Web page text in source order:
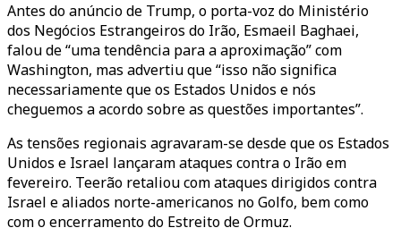
Antes do anúncio de Trump, o porta-voz do Ministério
dos Negócios Estrangeiros do Irão, Esmaeil Baghaei,
falou de “uma tendência para a aproximação” com
Washington, mas advertiu que “isso não significa
necessariamente que os Estados Unidos e nós
cheguemos a acordo sobre as questões importantes”.
As tensões regionais agravaram-se desde que os Estados
Unidos e Israel lançaram ataques contra o Irão em
fevereiro. Teerão retaliou com ataques dirigidos contra
Israel e aliados norte-americanos no Golfo, bem como
com o encerramento do Estreito de Ormuz.